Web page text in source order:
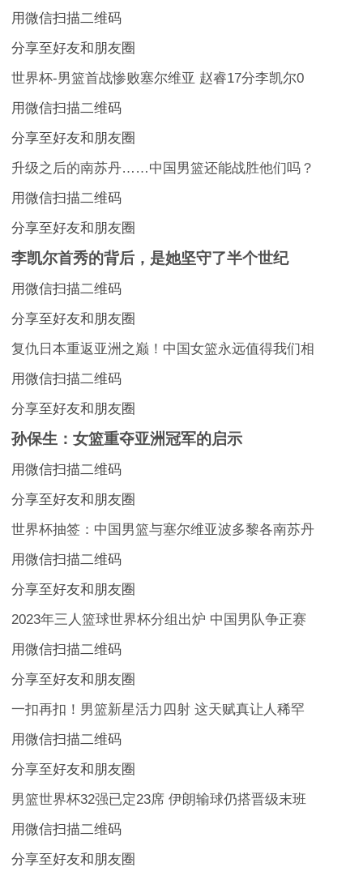
用微信扫描二维码
分享至好友和朋友圈
世界杯-男篮首战惨败塞尔维亚 赵睿17分李凯尔0
用微信扫描二维码
分享至好友和朋友圈
升级之后的南苏丹……中国男篮还能战胜他们吗？
用微信扫描二维码
分享至好友和朋友圈
李凯尔首秀的背后，是她坚守了半个世纪
用微信扫描二维码
分享至好友和朋友圈
复仇日本重返亚洲之巅！中国女篮永远值得我们相
用微信扫描二维码
分享至好友和朋友圈
孙保生：女篮重夺亚洲冠军的启示
用微信扫描二维码
分享至好友和朋友圈
世界杯抽签：中国男篮与塞尔维亚波多黎各南苏丹
用微信扫描二维码
分享至好友和朋友圈
2023年三人篮球世界杯分组出炉 中国男队争正赛
用微信扫描二维码
分享至好友和朋友圈
一扣再扣！男篮新星活力四射 这天赋真让人稀罕
用微信扫描二维码
分享至好友和朋友圈
男篮世界杯32强已定23席 伊朗输球仍搭晋级末班
用微信扫描二维码
分享至好友和朋友圈